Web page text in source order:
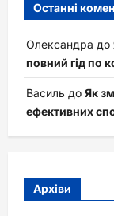
Останні
Олександра до
повний гід по
Василь до Як
ефективних
Архіви